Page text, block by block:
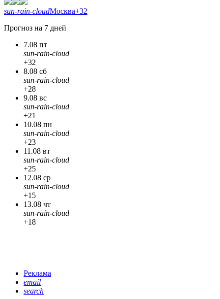
sun-rain-cloudМосква+32
Прогноз на 7 дней
7.08 пт
sun-rain-cloud
+32
8.08 сб
sun-rain-cloud
+28
9.08 вс
sun-rain-cloud
+21
10.08 пн
sun-rain-cloud
+23
11.08 вт
sun-rain-cloud
+25
12.08 ср
sun-rain-cloud
+15
13.08 чт
sun-rain-cloud
+18
Реклама
email
search